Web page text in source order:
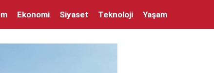
Ekonomi Siyaset Teknoloji Yaşam